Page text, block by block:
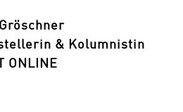
& Kolumnistin
ONLINE